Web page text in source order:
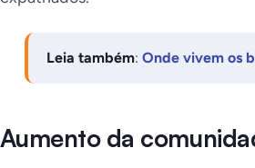
Leia também: Onde vivem os
Aumento da